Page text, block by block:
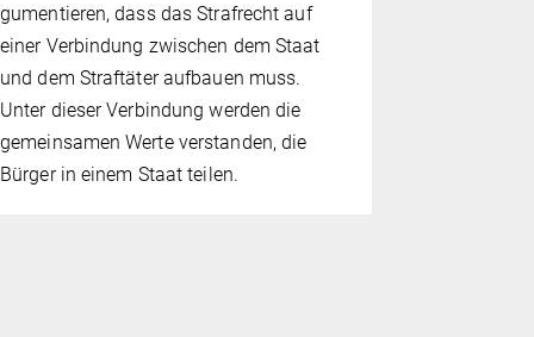
gu­men­tieren, dass das Strafrecht auf
einer Verbindung zwischen dem Staat
und dem Straftäter aufbauen muss.
Unter dieser Verbindung werden die
gemeinsamen Werte verstanden, die
Bürger in einem Staat teilen.